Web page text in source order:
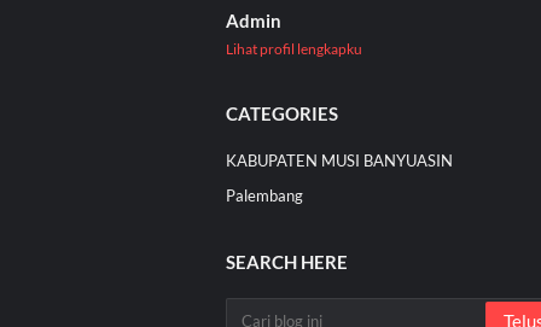
Admin
Lihat profil lengkapku
CATEGORIES
KABUPATEN MUSI BANYUASIN
Palembang
SEARCH HERE